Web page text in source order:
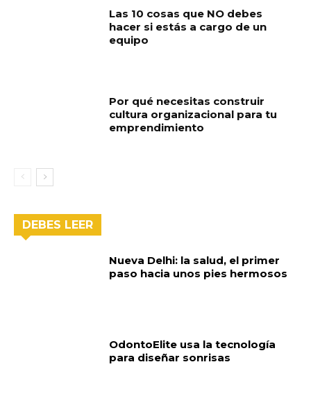
Las 10 cosas que NO debes
hacer si estás a cargo de un
equipo
Por qué necesitas construir
cultura organizacional para tu
emprendimiento
DEBES LEER
Nueva Delhi: la salud, el primer
paso hacia unos pies hermosos
OdontoElite usa la tecnología
para diseñar sonrisas